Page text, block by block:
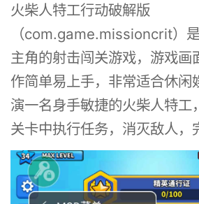
火柴人特工行动破解版
（com.game.missioncrit）
主角的射击闯关游戏，游戏画
作简单易上手，非常适合休闲
演一名身手敏捷的火柴人特工
关卡中执行任务，消灭敌人，